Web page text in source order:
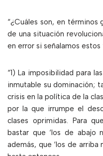
“¿Cuáles son, en
de una situación
en error si señalamos
“1) La imposibilidad para
inmutable su dominación;
crisis en la política de la
por la que irrumpe el
clases oprimidas. Para
bastar que ‘los de abajo
además, que ‘los de arriba